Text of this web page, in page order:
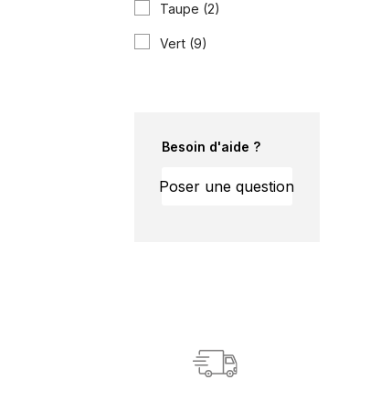
Taupe (2)
Vert (9)
Besoin d'aide ?
Poser une question